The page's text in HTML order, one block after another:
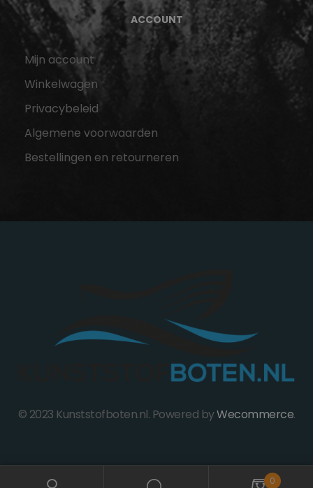
ACCOUNT
Mijn account
Winkelwagen
Privacybeleid
Algemene voorwaarden
Bestellingen en retourneren
© 2023 Kunststofboten.nl. Powered byWecommerce.
0